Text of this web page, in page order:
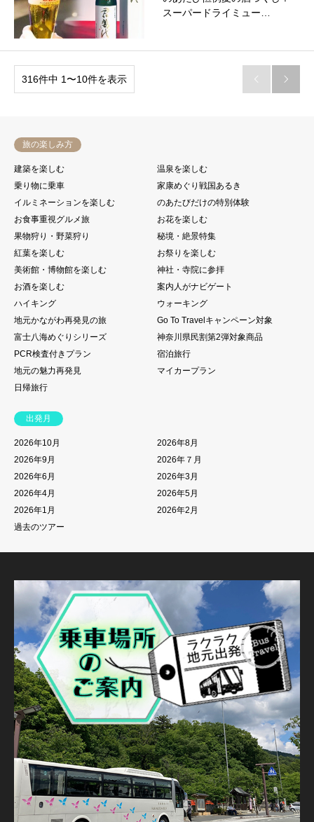
スーパードライミュー…
316件中 1〜10件を表示  
旅の楽しみ方
建築を楽しむ
温泉を楽しむ
乗り物に乗車
家康めぐり戦国あるき
イルミネーションを楽しむ
のあたびだけの特別体験
お食事重視グルメ旅
お花を楽しむ
果物狩り・野菜狩り
秘境・絶景特集
紅葉を楽しむ
お祭りを楽しむ
美術館・博物館を楽しむ
神社・寺院に参拝
お酒を楽しむ
案内人がナビゲート
ハイキング
ウォーキング
地元かながわ再発見の旅
Go To Travelキャンペーン対象
富士八海めぐりシリーズ
神奈川県民割第2弾対象商品
PCR検査付きプラン
宿泊旅行
地元の魅力再発見
マイカープラン
日帰旅行
出発月
2026年10月
2026年8月
2026年9月
2026年７月
2026年6月
2026年3月
2026年4月
2026年5月
2026年1月
2026年2月
過去のツアー